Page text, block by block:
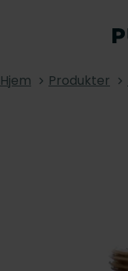
Hjem Produkter